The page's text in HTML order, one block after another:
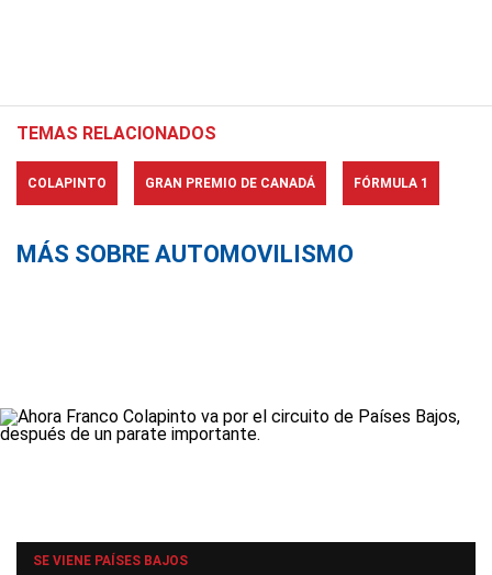
TEMAS RELACIONADOS
COLAPINTO GRAN PREMIO DE CANADÁ FÓRMULA 1
MÁS SOBRE AUTOMOVILISMO
SE VIENE PAÍSES BAJOS